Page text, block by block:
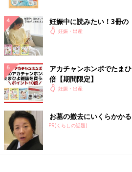
妊娠中に読みたい！3冊の
妊娠・出産
アカチャンホンポでたま
倍【期間限定】
妊娠・出産
お墓の撤去にいくらかか
PR(くらしの話題)